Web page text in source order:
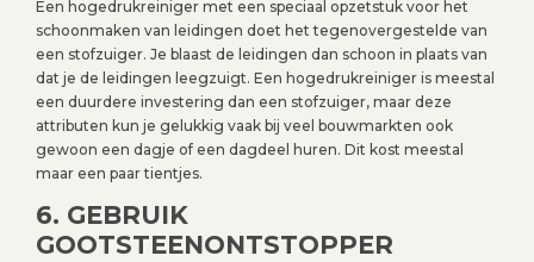
Een hogedrukreiniger met een speciaal opzetstuk voor het
schoonmaken van leidingen doet het tegenovergestelde van
een stofzuiger. Je blaast de leidingen dan schoon in plaats van
dat je de leidingen leegzuigt. Een hogedrukreiniger is meestal
een duurdere investering dan een stofzuiger, maar deze
attributen kun je gelukkig vaak bij veel bouwmarkten ook
gewoon een dagje of een dagdeel huren. Dit kost meestal
maar een paar tientjes.
6. GEBRUIK
GOOTSTEENONTSTOPPER